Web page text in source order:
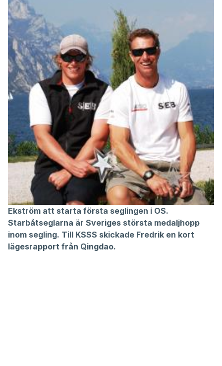
Ekström att starta första seglingen i OS.
Starbåtseglarna är Sveriges största medaljhopp
inom segling. Till KSSS skickade Fredrik en kort
lägesrapport från Qingdao.